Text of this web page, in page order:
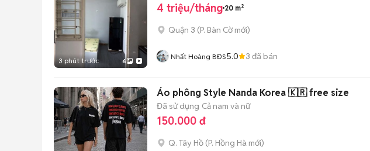
3 phút trước 6
4 triệu/tháng 20 m²
Quận 3 (P. Bàn Cờmới)
Nhất Hoàng BĐS5.0 3 đã bán
Áo phông Style Nanda Korea 🇰🇷 free size
Đã sử dụng Cả nam và nữ
150.000 đ
Q. Tây Hồ (P. Hồng Hà mới)